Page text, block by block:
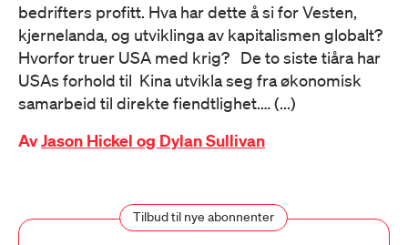
bedrifters profitt. Hva har dette å si for Vesten,
kjernelanda, og utviklinga av kapitalismen globalt?
Hvorfor truer USA med krig? De to siste tiåra har
USAs forhold til Kina utvikla seg fra økonomisk
samarbeid til direkte fiendtlighet.… (...)
AvJason Hickel og Dylan Sullivan
Tilbud til nye abonnenter